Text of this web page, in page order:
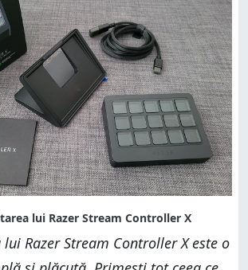
lui Razer Stream Controller X este o